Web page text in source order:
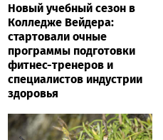
Новый учебный сезон в
Колледже Вейдера:
стартовали очные
программы подготовки
фитнес-тренеров и
специалистов индустрии
здоровья